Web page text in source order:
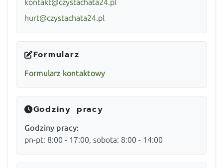
kontakt@czystachata24.pl
hurt@czystachata24.pl
Formularz
Formularz kontaktowy
Godziny pracy
Godziny pracy:
pn-pt: 8:00 - 17:00, sobota: 8:00 - 14:00